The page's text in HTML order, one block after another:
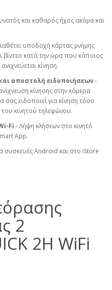
και καθαρός ήχος ακόμα και
υποδοχή κάρτας μνήμης
βίντεο κατά την ώρα που κάποιος
κίνηση.
αποστολή ειδοποιήσεων-
κίνησης στην κάμερα
ειδοποιεί για κίνηση τόσο
κινητού τηλεφώνου.
Fi - Λήψη κλήσεων στο κινητό
App.
συσκευές Android και στο iStore
2
2H WiFi